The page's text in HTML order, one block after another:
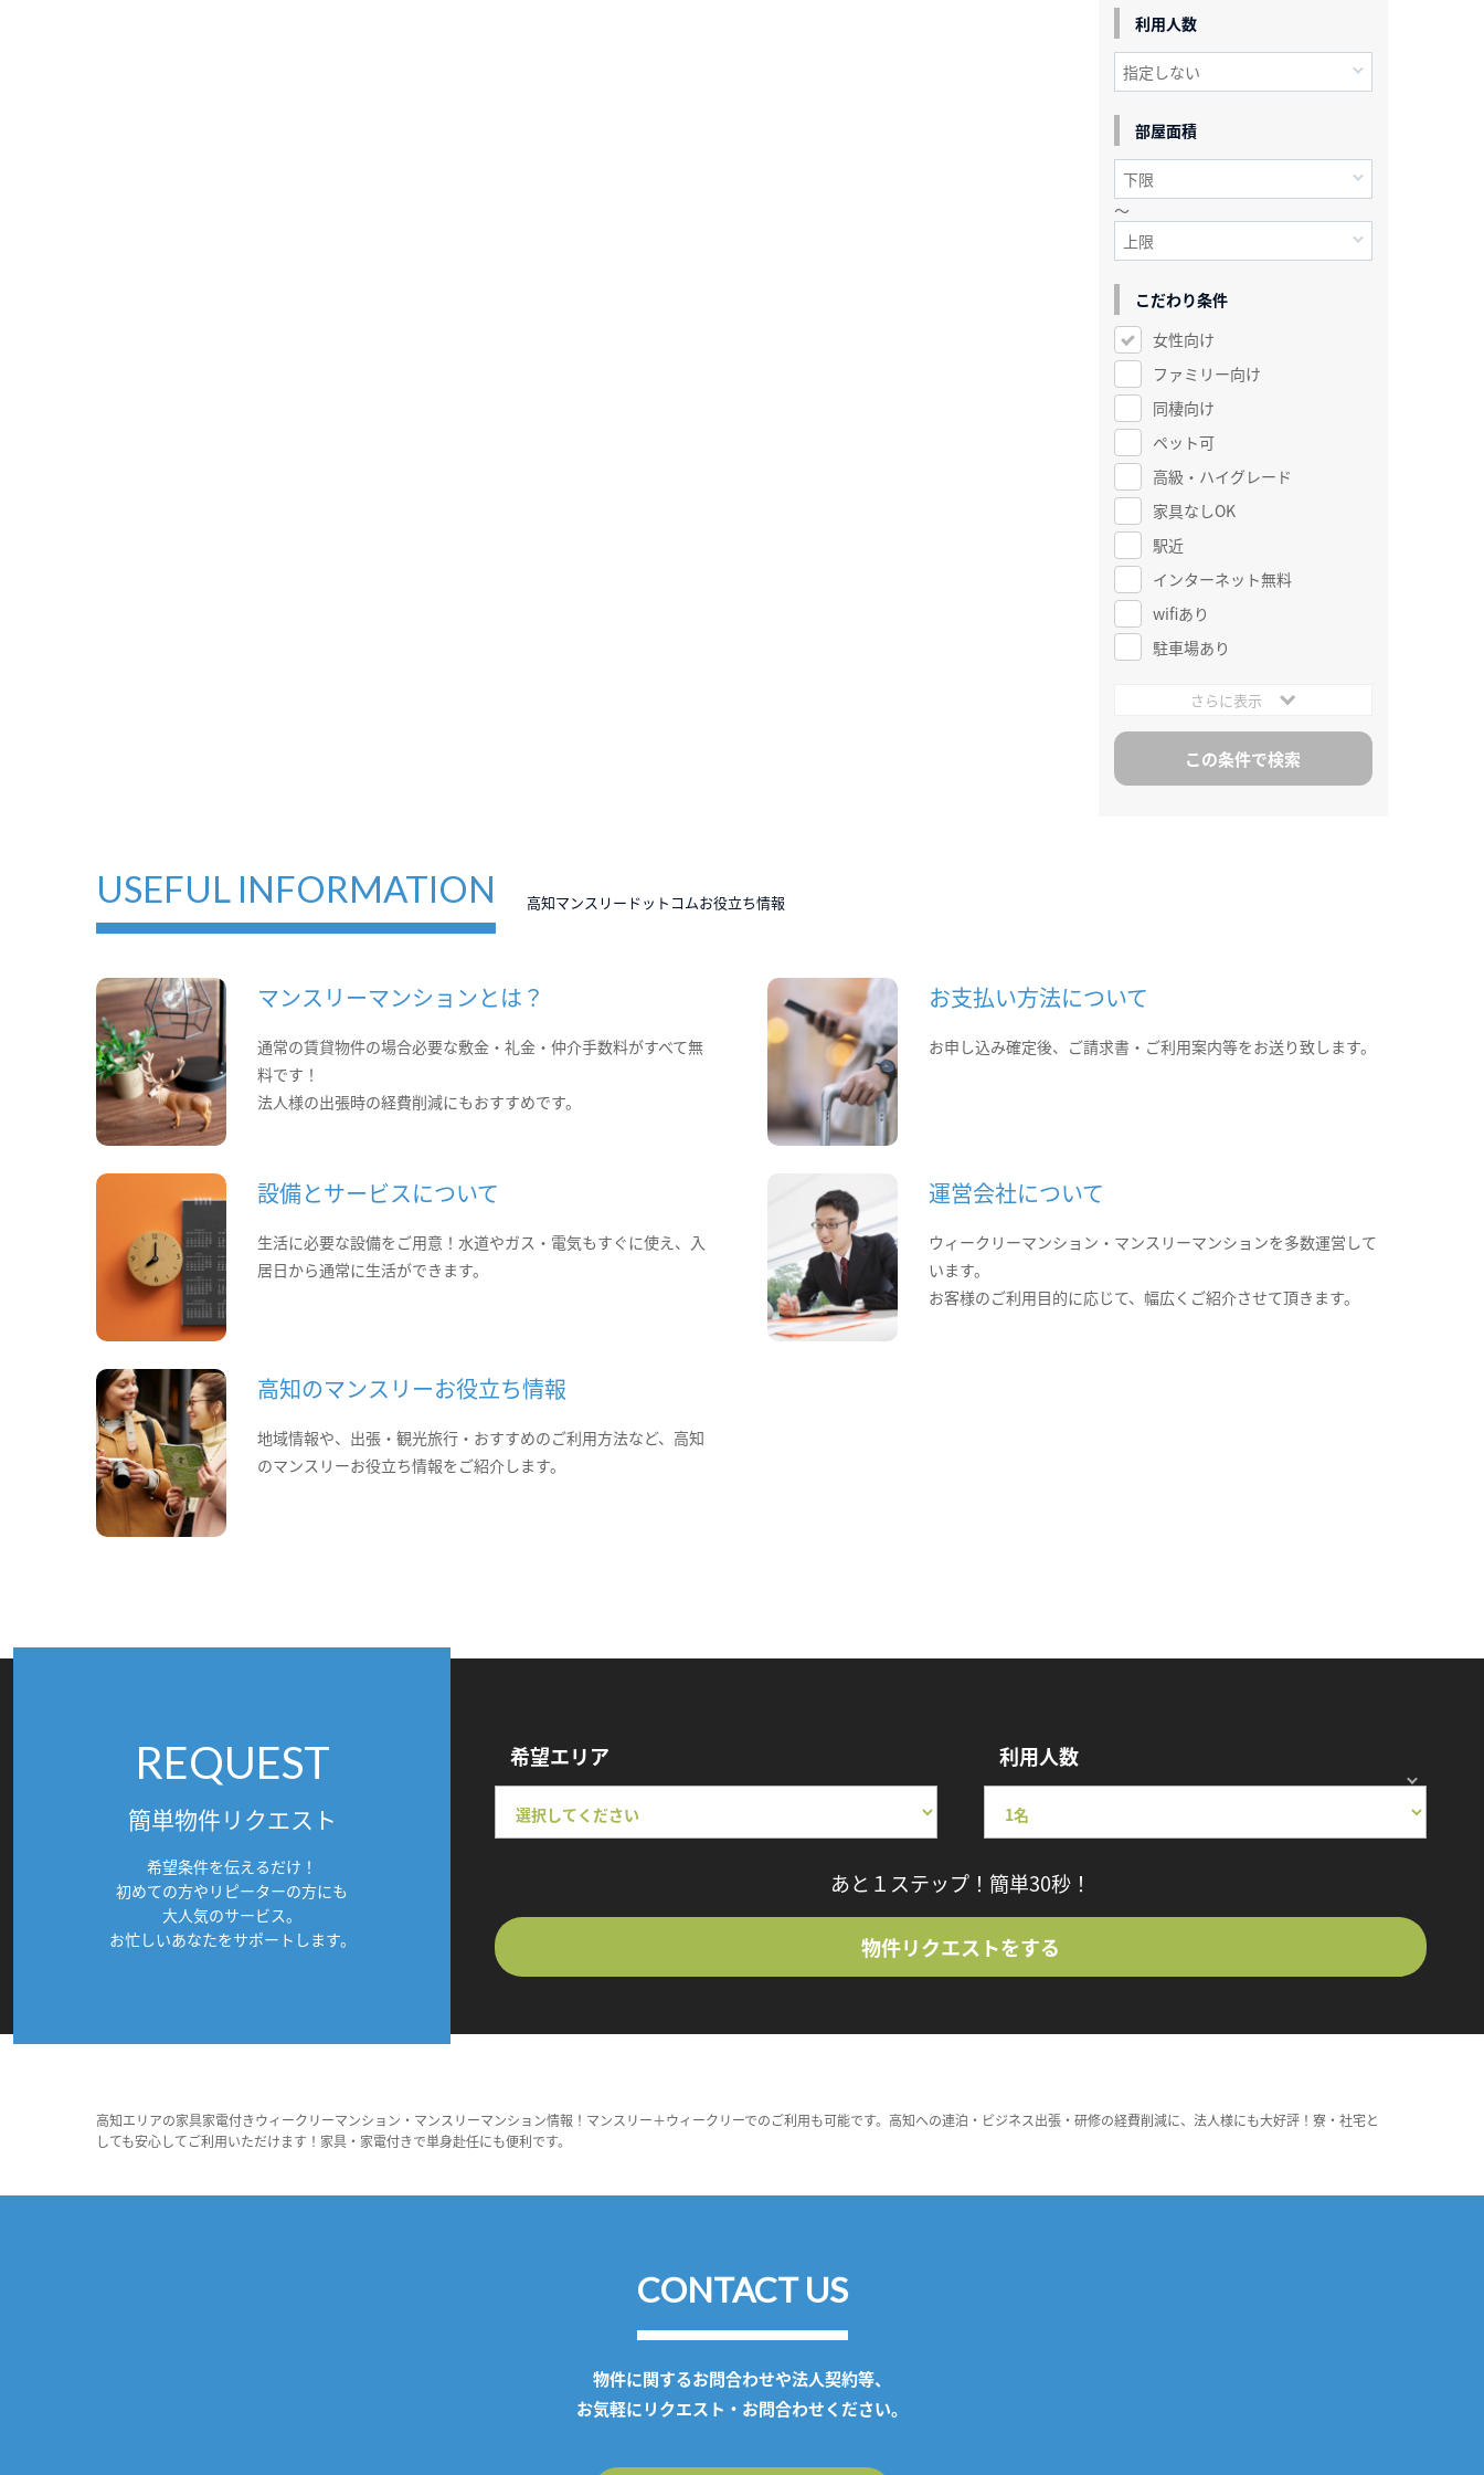
利用人数
部屋面積
～
こだわり条件
女性向け
ファミリー向け
同棲向け
ペット可
高級・ハイグレード
家具なしOK
駅近
インターネット無料
wifiあり
駐車場あり
さらに表示
USEFUL INFORMATION 高知マンスリードットコムお役立ち情報
マンスリーマンションとは？
通常の賃貸物件の場合必要な敷金・礼金・仲介手数料がすべて無
料です！
法人様の出張時の経費削減にもおすすめです。
お支払い方法について
お申し込み確定後、ご請求書・ご利用案内等をお送り致します。
設備とサービスについて
生活に必要な設備をご用意！水道やガス・電気もすぐに使え、入
居日から通常に生活ができます。
運営会社について
ウィークリーマンション・マンスリーマンションを多数運営して
います。
お客様のご利用目的に応じて、幅広くご紹介させて頂きます。
高知のマンスリーお役立ち情報
地域情報や、出張・観光旅行・おすすめのご利用方法など、高知
のマンスリーお役立ち情報をご紹介します。
REQUEST
簡単物件リクエスト
希望条件を伝えるだけ！
初めての方やリピーターの方にも
大人気のサービス。
お忙しいあなたをサポートします。
希望エリア 利用人数
あと１ステップ！簡単30秒！
物件リクエストをする
高知エリアの家具家電付きウィークリーマンション・マンスリーマンション情報！マンスリー＋ウィークリーでのご利用も可能です。高知への連泊・ビジネス出張・研修の経費削減に、法人様にも大好評！寮・社宅と
しても安心してご利用いただけます！家具・家電付きで単身赴任にも便利です。
CONTACT US
物件に関するお問合わせや法人契約等、
お気軽にリクエスト・お問合わせください。